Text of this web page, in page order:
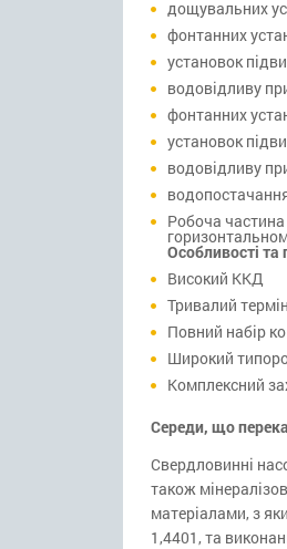
дощувальних
фонтанних
установок
водовідливу
фонтанних
установок
водовідливу
Робоча
Особливості та
Високий ККД
Тривалий
Повний набір
Широкий
Комплексний
Середи, що
Свердловинні
також
матеріалами, з
1,4401, та